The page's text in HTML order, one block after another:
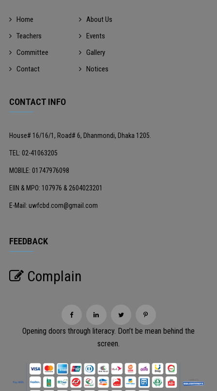
Home
About Us
Teachers
Events
Committee
Gallery
Contact
Notices
CONTACT INFO
House# 16/16/1, Road# 6, Dhanmondi, Dhaka 1205.
TEL: 02-41063205
MOBILE: 01747976098
EIIN & MPO: 107976 & 2604023201
E-Mail: uwfcbd.com@gmail.com
FEEDBACK
Complain
Opening doors through literacy. Don’t be mean behind the
screen.